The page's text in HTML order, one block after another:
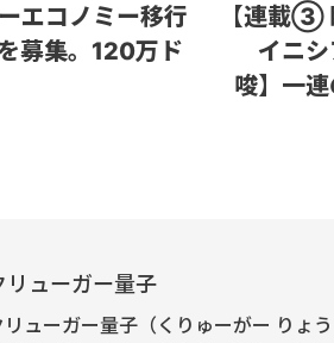
エコノミー移行
募集。120万ド
【連載③
イニ
唆】一
リューガー量子
リューガー量子（くりゅーがー りょ